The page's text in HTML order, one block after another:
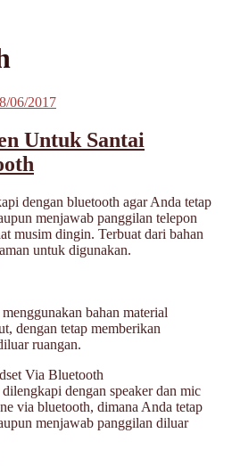
| Specialist Penjualan Bong Dan
Penjualan Bong Kaca Pyrex Dan
Terlengkap Terpercaya No 1 Di
| Resseler Dan Agent Welcome |
| jual bong aman | jual bong
kaca pyrex | jual cangklong |
| kaca pyrex | hookah | waterpipes
| pirek | paca pirek | pipet | pipet kaca
| scale | timbangan berlian |
06/2017
Untuk Santai
dengan bluetooth agar Anda tetap
menjawab panggilan telepon
musim dingin. Terbuat dari bahan
untuk digunakan.
bahan material
dengan tetap memberikan
ruangan.
Via Bluetooth
dengan speaker dan mic
via bluetooth, dimana Anda tetap
menjawab panggilan diluar